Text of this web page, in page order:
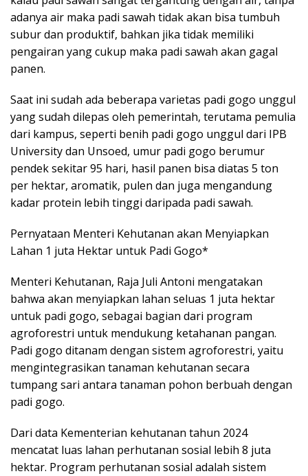
adanya air maka padi sawah tidak akan bisa tumbuh
subur dan produktif, bahkan jika tidak memiliki
pengairan yang cukup maka padi sawah akan gagal
panen.
Saat ini sudah ada beberapa varietas padi gogo unggul
yang sudah dilepas oleh pemerintah, terutama pemulia
dari kampus, seperti benih padi gogo unggul dari IPB
University dan Unsoed, umur padi gogo berumur
pendek sekitar 95 hari, hasil panen bisa diatas 5 ton
per hektar, aromatik, pulen dan juga mengandung
kadar protein lebih tinggi daripada padi sawah.
Pernyataan Menteri Kehutanan akan Menyiapkan
Lahan 1 juta Hektar untuk Padi Gogo*
Menteri Kehutanan, Raja Juli Antoni mengatakan
bahwa akan menyiapkan lahan seluas 1 juta hektar
untuk padi gogo, sebagai bagian dari program
agroforestri untuk mendukung ketahanan pangan.
Padi gogo ditanam dengan sistem agroforestri, yaitu
mengintegrasikan tanaman kehutanan secara
tumpang sari antara tanaman pohon berbuah dengan
padi gogo.
Dari data Kementerian kehutanan tahun 2024
mencatat luas lahan perhutanan sosial lebih 8 juta
hektar. Program perhutanan sosial adalah sistem